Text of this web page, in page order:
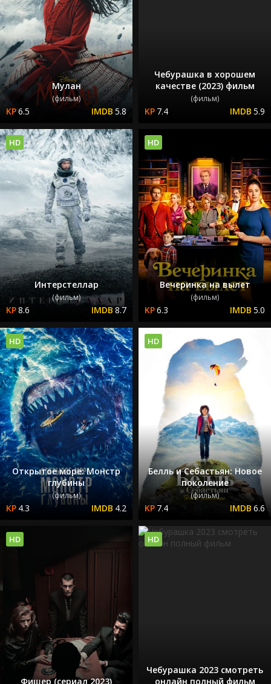
Мулан
(фильм)
6.5 5.8
Чебурашка в хорошем
качестве (2023) фильм
(фильм)
7.4 5.9
Интерстеллар
(фильм)
8.6 8.7
HD
Вечеринка на вылет
(фильм)
6.3 5.0
HD
Открытое море: Монстр
глубины
(фильм)
4.3 4.2
HD
Белль и Себастьян: Новое
поколение
(фильм)
7.4 6.6
HD
Фишер (сериал 2023)
HD
Чебурашка 2023 смотреть
онлайн полный фильм
HD